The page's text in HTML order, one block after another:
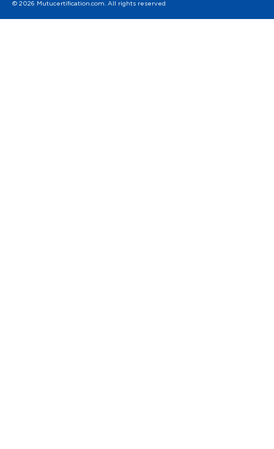
© 2026 Mutucertification.com. All rights reserved